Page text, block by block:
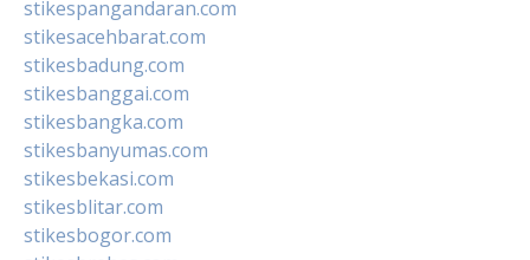
stikespangandaran.com
stikesacehbarat.com
stikesbadung.com
stikesbanggai.com
stikesbangka.com
stikesbanyumas.com
stikesbekasi.com
stikesblitar.com
stikesbogor.com